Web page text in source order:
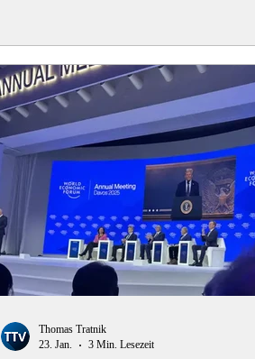
Thomas Tratnik
23. Jan.
3 Min. Lesezeit